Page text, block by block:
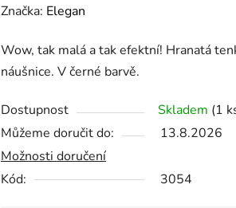
hodnocení
je
0,0
5
hvězdiček.
Značka: Elegan
Wow, tak malá a tak efektní! Hranatá
náušnice. V černé barvě.
Dostupnost Skladem (1
Můžeme doručit do:
13.8.2026
Možnosti doručení
Kód:
3054